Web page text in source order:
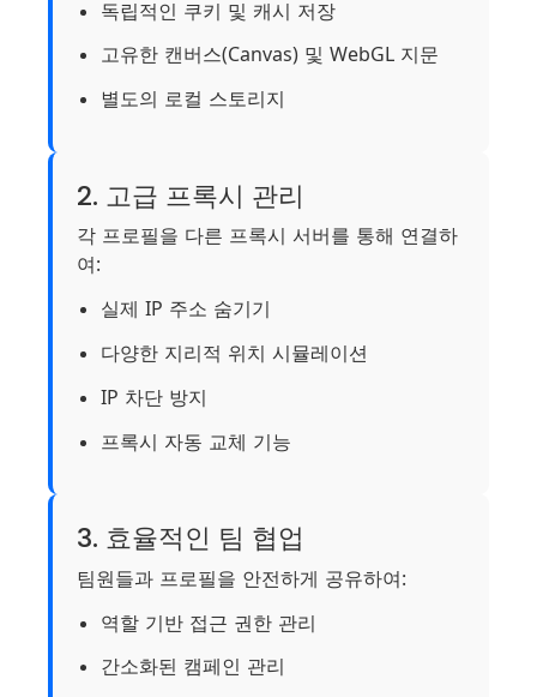
독립적인 쿠키 및 캐시 저장
고유한 캔버스(Canvas) 및 WebGL 지문
별도의 로컬 스토리지
2. 고급 프록시 관리
각 프로필을 다른 프록시 서버를 통해 연결하
여:
실제 IP 주소 숨기기
다양한 지리적 위치 시뮬레이션
IP 차단 방지
프록시 자동 교체 기능
3. 효율적인 팀 협업
팀원들과 프로필을 안전하게 공유하여:
역할 기반 접근 권한 관리
간소화된 캠페인 관리